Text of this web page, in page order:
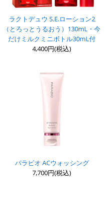
ラクトデュウ S.E.ローション2
（とろっとうるおう）130mL・今
だけミルクミニボトル30mL付
4,400円(税込)
パラビオ ACウォッシング
7,700円(税込)